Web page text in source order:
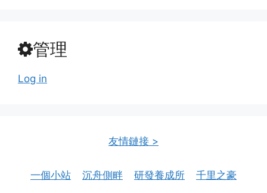
管理
Log in
友情鏈接 >
一個小站 沉舟側畔 研發養成所
千里之豪